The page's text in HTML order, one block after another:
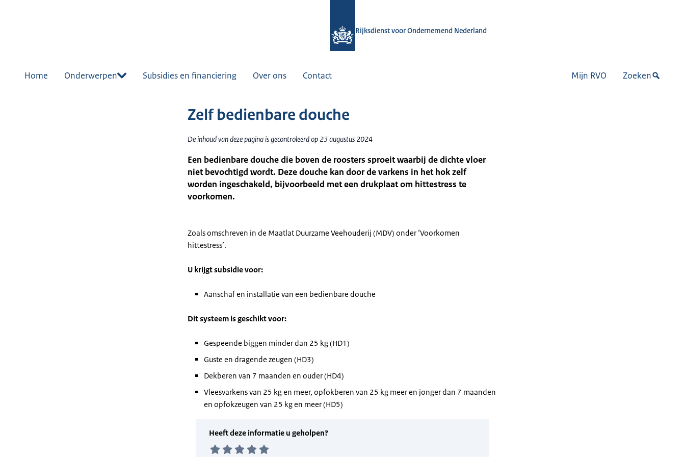
Rijksdienst voor Ondernemend Nederland
Home Onderwerpen Subsidies en financiering Over ons Contact Mijn RVO Zoeken
Zelf bedienbare douche
De inhoud van deze pagina is gecontroleerd op 23 augustus 2024
Een bedienbare douche die boven de roosters sproeit waarbij de dichte vloer
niet bevochtigd wordt. Deze douche kan door de varkens in het hok zelf
worden ingeschakeld, bijvoorbeeld met een drukplaat om hittestress te
voorkomen.
Zoals omschreven in de Maatlat Duurzame Veehouderij (MDV) onder ‘Voorkomen
hittestress’.
U krijgt subsidie voor:
Aanschaf en installatie van een bedienbare douche
Dit systeem is geschikt voor:
Gespeende biggen minder dan 25 kg (HD1)
Guste en dragende zeugen (HD3)
Dekberen van 7 maanden en ouder (HD4)
Vleesvarkens van 25 kg en meer, opfokberen van 25 kg meer en jonger dan 7 maanden
en opfokzeugen van 25 kg en meer (HD5)